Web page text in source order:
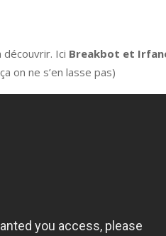
découvrir. Ici Breakbot et
on ne s’en lasse pas)